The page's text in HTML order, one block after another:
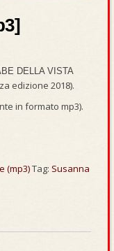
DELLA VISTA
edizione 2018).
in formato mp3).
(mp3)Tag: Susanna